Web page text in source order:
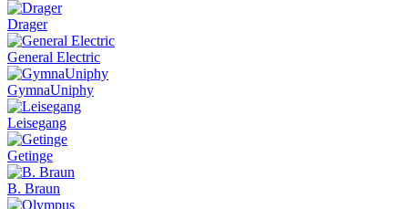
Drager
General Electric
GymnaUniphy
Leisegang
Getinge
B. Braun